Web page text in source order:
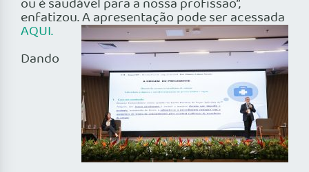
ou é saudável para a nossa profissão”,
enfatizou. A apresentação pode ser acessada
AQUI.
Dando